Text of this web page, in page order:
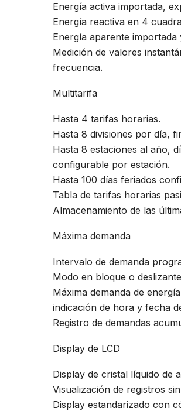
Energía activa importada,
Energía reactiva en 4
Energía aparente importada
Medición de valores
frecuencia.
Multitarifa
Hasta 4 tarifas horarias.
Hasta 8 divisiones por día,
Hasta 8 estaciones al año,
configurable por estación.
Hasta 100 días feriados
Tabla de tarifas horarias
Almacenamiento de las
Máxima demanda
Intervalo de demanda
Modo en bloque o
Máxima demanda de
indicación de hora y fecha
Registro de demandas
Display de LCD
Display de cristal líquido de
Visualización de registros
Display estandarizado con